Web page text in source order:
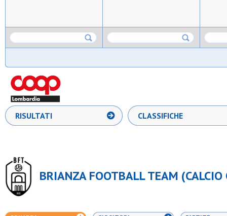
RISULTATI CLASSIFICHE
BRIANZA FOOTBALL TEAM (CALCIO